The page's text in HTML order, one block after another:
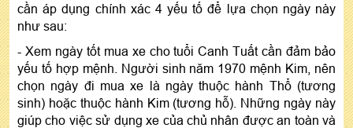
cần áp dụng chính xác 4 yếu tố để lựa chọn ngày này
như sau:
- Xem ngày tốt mua xe cho tuổi Canh Tuất cần đảm bảo
yếu tố hợp mệnh. Người sinh năm 1970 mệnh Kim, nên
chọn ngày đi mua xe là ngày thuộc hành Thổ (tương
sinh) hoặc thuộc hành Kim (tương hỗ). Những ngày này
giúp cho việc sử dụng xe của chủ nhân được an toàn và